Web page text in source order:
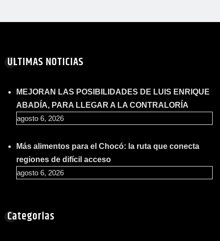
ULTIMAS NOTICIAS
MEJORAN LAS POSIBILIDADES DE LUIS ENRIQUE
ABADÍA, PARA LLEGAR A LA CONTRALORÍA
agosto 6, 2026
Más alimentos para el Chocó: la ruta que conecta
regiones de difícil acceso
agosto 6, 2026
Categorias